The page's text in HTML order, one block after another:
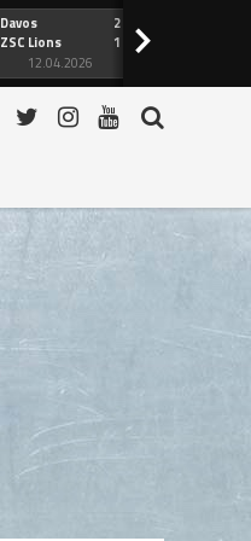
Davos
ZSC Lions
2
1
12.04.2026
>